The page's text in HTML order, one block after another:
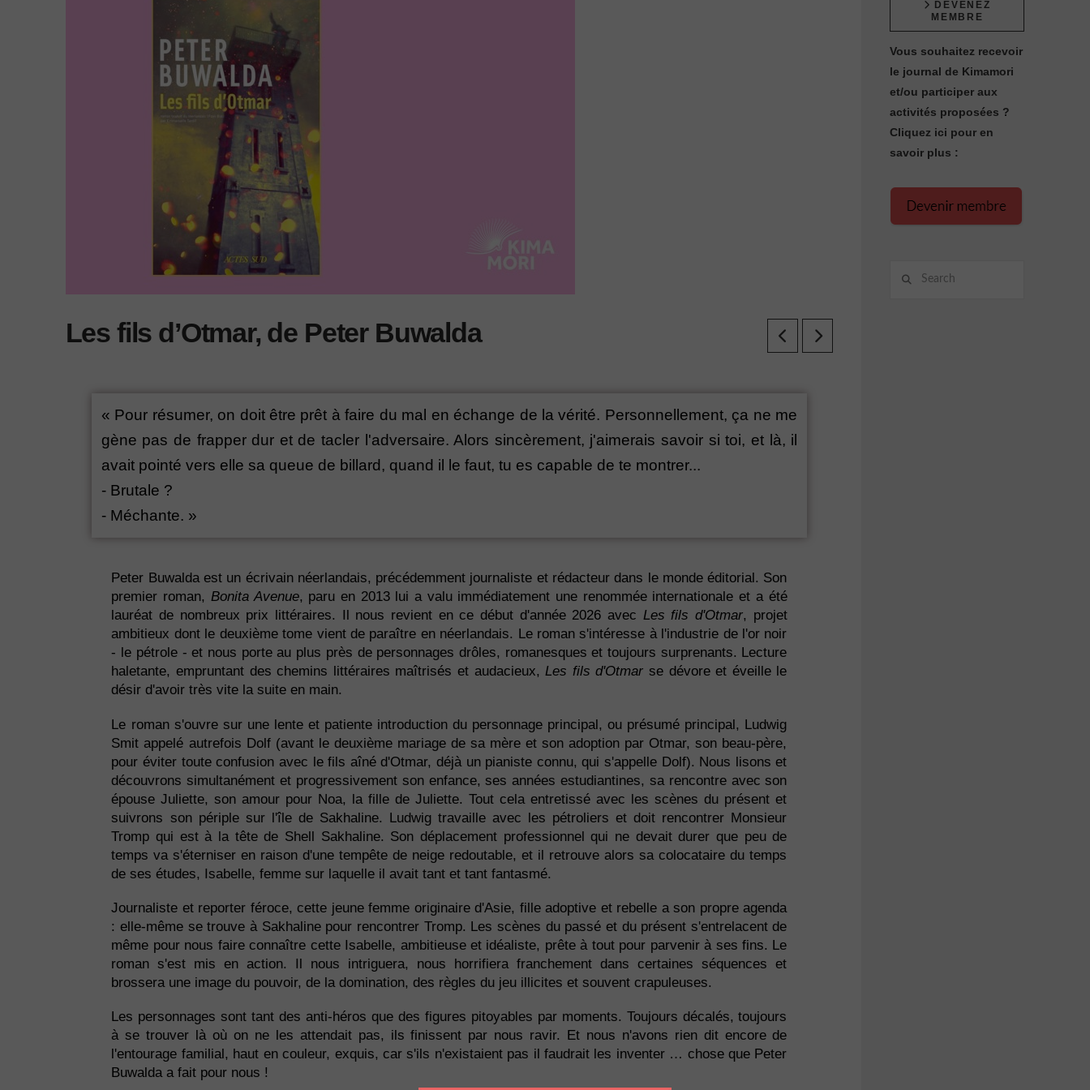
Les fils d’Otmar, de Peter Buwalda
« Pour résumer, on doit être prêt à faire du mal en échange de la vérité. Personnellement, ça ne me
gène pas de frapper dur et de tacler l'adversaire. Alors sincèrement, j'aimerais savoir si toi, et là, il
avait pointé vers elle sa queue de billard, quand il le faut, tu es capable de te montrer...
- Brutale ?
- Méchante. »
Peter Buwalda est un écrivain néerlandais, précédemment journaliste et rédacteur dans le monde éditorial. Son
premier roman, Bonita Avenue, paru en 2013 lui a valu immédiatement une renommée internationale et a été
lauréat de nombreux prix littéraires. Il nous revient en ce début d'année 2026 avec Les fils d'Otmar, projet
ambitieux dont le deuxième tome vient de paraître en néerlandais. Le roman s'intéresse à l'industrie de l'or noir
- le pétrole - et nous porte au plus près de personnages drôles, romanesques et toujours surprenants. Lecture
haletante, empruntant des chemins littéraires maîtrisés et audacieux,Les fils d'Otmar se dévore et éveille le
désir d'avoir très vite la suite en main.
Le roman s'ouvre sur une lente et patiente introduction du personnage principal, ou présumé principal, Ludwig
Smit appelé autrefois Dolf (avant le deuxième mariage de sa mère et son adoption par Otmar, son beau-père,
pour éviter toute confusion avec le fils aîné d'Otmar, déjà un pianiste connu, qui s'appelle Dolf). Nous lisons et
découvrons simultanément et progressivement son enfance, ses années estudiantines, sa rencontre avec son
épouse Juliette, son amour pour Noa, la fille de Juliette. Tout cela entretissé avec les scènes du présent et
suivrons son périple sur l'île de Sakhaline. Ludwig travaille avec les pétroliers et doit rencontrer Monsieur
Tromp qui est à la tête de Shell Sakhaline. Son déplacement professionnel qui ne devait durer que peu de
temps va s'éterniser en raison d'une tempête de neige redoutable, et il retrouve alors sa colocataire du temps
de ses études, Isabelle, femme sur laquelle il avait tant et tant fantasmé.
Journaliste et reporter féroce, cette jeune femme originaire d'Asie, fille adoptive et rebelle a son propre agenda
: elle-même se trouve à Sakhaline pour rencontrer Tromp. Les scènes du passé et du présent s'entrelacent de
même pour nous faire connaître cette Isabelle, ambitieuse et idéaliste, prête à tout pour parvenir à ses fins. Le
roman s'est mis en action. Il nous intriguera, nous horrifiera franchement dans certaines séquences et
brossera une image du pouvoir, de la domination, des règles du jeu illicites et souvent crapuleuses.
Les personnages sont tant des anti-héros que des figures pitoyables par moments. Toujours décalés, toujours
à se trouver là où on ne les attendait pas, ils finissent par nous ravir. Et nous n'avons rien dit encore de
l'entourage familial, haut en couleur, exquis, car s'ils n'existaient pas il faudrait les inventer … chose que Peter
Buwalda a fait pour nous !
DEVENEZ
MEMBRE
Vous souhaitez recevoir
le journal de Kimamori
et/ou participer aux
activités proposées ?
Cliquez ici pour en
savoir plus :